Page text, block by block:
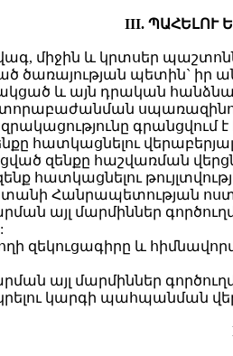
III. ՊԱՀԵԼՈՒ
միջին և կրտսեր
ծառայության պետին` իր
և այն դրական
ստորաբաժանման
գրանցվում
հատկացնելու
զենքը հաշվառման
հատկացնելու
Հանրապետության
այլ մարմիններ
զեկուցագիրը և
այլ մարմիններ
կարգի պահպանման